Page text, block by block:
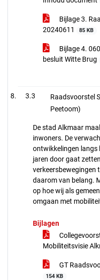
Bijlage 3.
20240611
85 KB
Bijlage 4.
besluit Witte Brug
3.3
Raadsvoorstel
Peetoom)
De stad Alkmaar
inwoners. De
ontwikkelingen langs
jaren door gaat
verkeersbewegingen
daarom van belang.
op hoe wij als
omgaan met
Bijlagen
Mobiliteitsvisie
GT
154 KB